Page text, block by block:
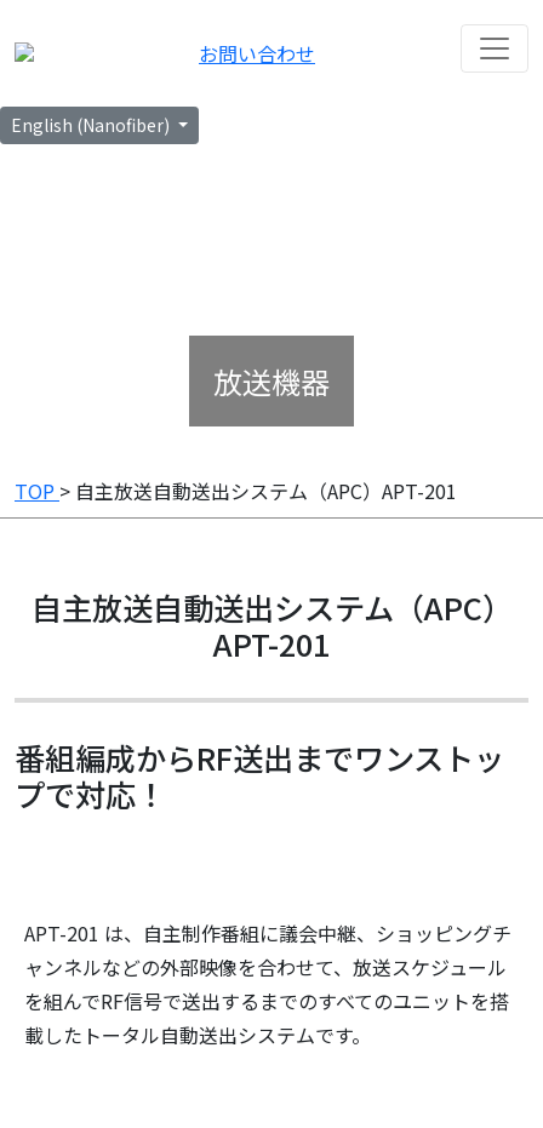
お問い合わせ
English (Nanofiber)
放送機器
TOP > 自主放送自動送出システム（APC）APT-201
自主放送自動送出システム（APC）
APT-201
番組編成からRF送出までワンストッ
プで対応！
APT-201 は、自主制作番組に議会中継、ショッピングチ
ャンネルなどの外部映像を合わせて、放送スケジュール
を組んでRF信号で送出するまでのすべてのユニットを搭
載したトータル自動送出システムです。